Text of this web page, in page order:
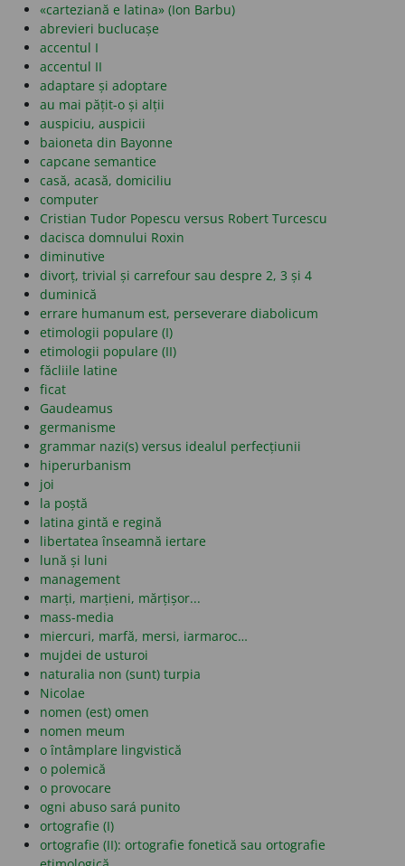
«carteziană e latina» (Ion Barbu)
abrevieri buclucașe
accentul I
accentul II
adaptare și adoptare
au mai pățit-o și alții
auspiciu, auspicii
baioneta din Bayonne
capcane semantice
casă, acasă, domiciliu
computer
Cristian Tudor Popescu versus Robert Turcescu
dacisca domnului Roxin
diminutive
divorț, trivial și carrefour sau despre 2, 3 și 4
duminică
errare humanum est, perseverare diabolicum
etimologii populare (I)
etimologii populare (II)
făcliile latine
ficat
Gaudeamus
germanisme
grammar nazi(s) versus idealul perfecțiunii
hiperurbanism
joi
la poștă
latina gintă e regină
libertatea înseamnă iertare
lună și luni
management
marți, marțieni, mărțișor...
mass-media
miercuri, marfă, mersi, iarmaroc…
mujdei de usturoi
naturalia non (sunt) turpia
Nicolae
nomen (est) omen
nomen meum
o întâmplare lingvistică
o polemică
o provocare
ogni abuso sará punito
ortografie (I)
ortografie (II): ortografie fonetică sau ortografie